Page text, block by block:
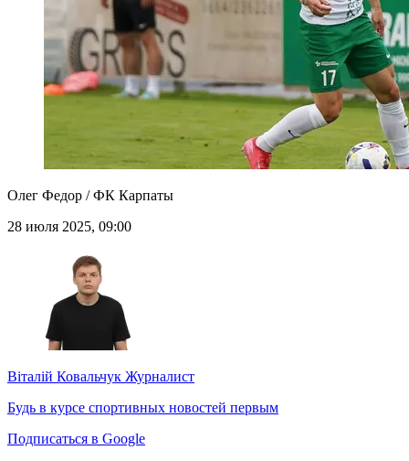
Олег Федор / ФК Карпаты
28 июля 2025, 09:00
Віталій Ковальчук Журналист
Будь в курсе спортивных новостей первым
Подписаться в Google